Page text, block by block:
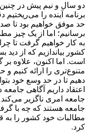
دو سال و نیم پیش در
برنامه آینده را
حد موفق خواهیم بود تا
برسانیم؛ اما از یک چیز
به کار خواهیم گرفت تا
کشور بیاندازیم که از دید
است. اما اکنون، علاوه
متنوع‌تری را ارائه کنیم
دهیم تا در حد وسع خود
اعتقاد داریم آگاهی
جامعه امری ناگزیر
جامعه هستند که چه با
مطالبات خود کشور را به
کرد.